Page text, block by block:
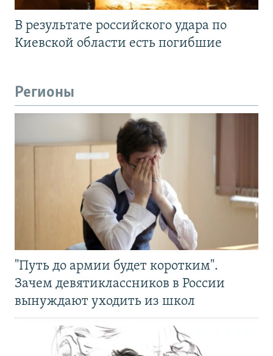
В результате российского удара по
Киевской области есть погибшие
Регионы
"Путь до армии будет коротким".
Зачем девятиклассников в России
вынуждают уходить из школ